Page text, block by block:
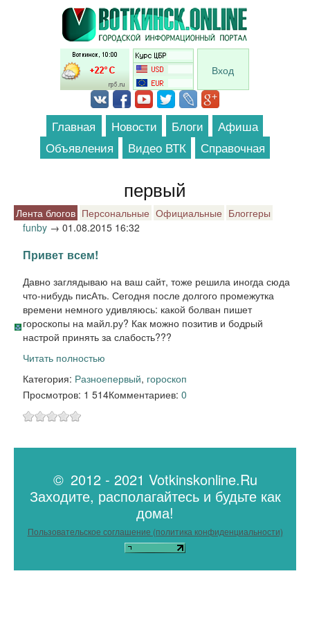
Перейти к основному содержанию
Вход
Главная Новости Блоги
Афиша
Объявления
Видео ВТК Справочная
первый
Лента блогов Персональные Официальные Блоггеры
funby → 01.08.2015 16:32
Привет всем!
Давно заглядываю на ваш сайт, тоже решила иногда сюда
что-нибудь писАть. Сегодня после долгого промежутка
времени немного удивляюсь: какой болван пишет
гороскопы на майл.ру? Как можно позитив и бодрый
настрой принять за слабость???
Читать полностью
Категория: Разноепервый, гороскоп
Просмотров: 1 514Комментариев: 0
© 2012 - 2021 Votkinskonline.Ru
Заходите, располагайтесь и будьте как
дома!
Пользовательское соглашение (политика конфиденциальности)